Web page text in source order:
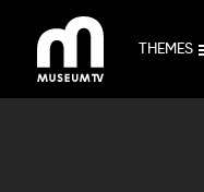
contenu
THEMES